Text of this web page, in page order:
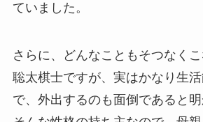
ていました。
さらに、どんなこともそつなく
聡太棋士ですが、実はかなり生
で、外出するのも面倒であると明